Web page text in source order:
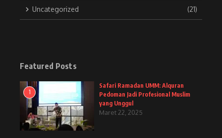
Uncategorized (21)
Featured Posts
1
Safari Ramadan UMM: Alquran
Pedoman Jadi Profesional Muslim
yang Unggul
Maret 22, 2025